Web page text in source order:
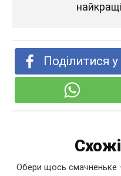
Поділитися
Обери щось смачненьке